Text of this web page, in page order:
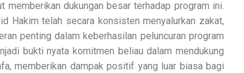
memberikan dukungan besar terhadap program ini.
Hakim telah secara konsisten menyalurkan zakat,
penting dalam keberhasilan peluncuran program
bukti nyata komitmen beliau dalam mendukung
memberikan dampak positif yang luar biasa bagi